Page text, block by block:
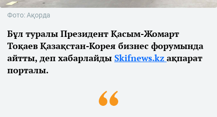
Фото: Ақорда
Бұл туралы Президент Қасым-Жомарт
Тоқаев Қазақстан-Корея бизнес форумында
айтты, деп хабарлайды Skifnews.kz ақпарат
порталы.